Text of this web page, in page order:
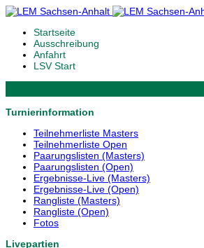
Startseite
Ausschreibung
Anfahrt
LSV Start
Turnierinformation
Teilnehmerliste Masters
Teilnehmerliste Open
Paarungslisten (Masters)
Paarungslisten (Open)
Ergebnisse-Live (Masters)
Ergebnisse-Live (Open)
Rangliste (Masters)
Rangliste (Open)
Fotos
Livepartien